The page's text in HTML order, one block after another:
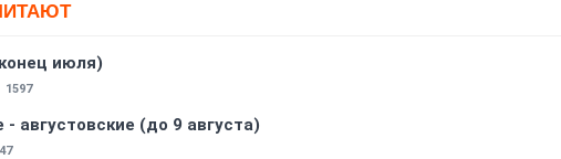
июля)
1597
августовские (до 9 августа)
47